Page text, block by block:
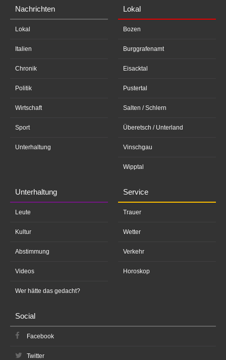
Nachrichten
Lokal
Italien
Chronik
Politik
Wirtschaft
Sport
Unterhaltung
Lokal
Bozen
Burggrafenamt
Eisacktal
Pustertal
Salten / Schlern
Überetsch / Unterland
Vinschgau
Wipptal
Unterhaltung
Leute
Kultur
Abstimmung
Videos
Wer hätte das gedacht?
Service
Trauer
Wetter
Verkehr
Horoskop
Social
Facebook
Twitter